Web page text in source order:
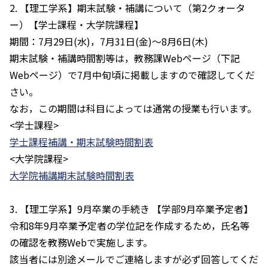
2. 【理工学系】期末試験・補講について（第2クォータ
ー）【学士課程・大学院課程】
期間：7月29日(水)，7月31日(金)～8月6日(木)
期末試験・補講時間割等は，教務課Webページ（下記
Webページ）で7月中旬頃に掲載しますので確認してくだ
さい。
なお，この期間は科目によっては通常の授業も行います。
<学士課程>
学士課程補講・期末試験時間割表
<大学院課程>
大学院補講期末試験時間割表
3. 【理工学系】9月卒業の手続き 【学部9月卒業予定者】
令和8年9月卒業予定者の学位記を作成するため，氏名等
の確認を教務Webで実施します。
該当者には別途メールでご連絡しますが必ず回答してくだ